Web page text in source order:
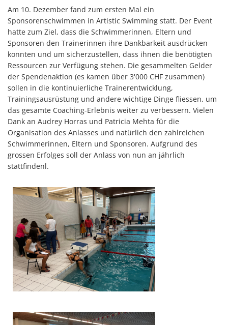
Am 10. Dezember fand zum ersten Mal ein
Sponsorenschwimmen in Artistic Swimming statt. Der Event
hatte zum Ziel, dass die Schwimmerinnen, Eltern und
Sponsoren den Trainerinnen ihre Dankbarkeit ausdrücken
konnten und um sicherzustellen, dass ihnen die benötigten
Ressourcen zur Verfügung stehen. Die gesammelten Gelder
der Spendenaktion (es kamen über 3'000 CHF zusammen)
sollen in die kontinuierliche Trainerentwicklung,
Trainingsausrüstung und andere wichtige Dinge fliessen, um
das gesamte Coaching-Erlebnis weiter zu verbessern. Vielen
Dank an Audrey Horras und Patricia Mehta für die
Organisation des Anlasses und natürlich den zahlreichen
Schwimmerinnen, Eltern und Sponsoren. Aufgrund des
grossen Erfolges soll der Anlass von nun an jährlich
stattfindenl.